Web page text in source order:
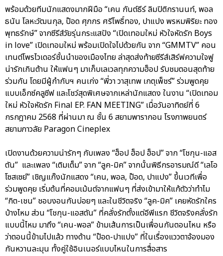
พร้อมด้วยทีมนักแสดงมากฝีมือ “เคน กันต์ธีร์ ลิมปิติกรานนท์, พอล
ธนัน โลหะวัฒนกุล, ป๊อด ศุภกร ศรีโพธิ์ทอง, ปาแปง พรหมพิริยะ ทอง
พุทธรักษ์” จากซีรีส์วัยรุ่นกระแสปัง “เปิดเทอมใหม่ หัวใจหัดรัก Boys
in love” เปิดเทอมใหม่ พร้อมเปิดใจไปด้วยกัน จาก “GMMTV” คอน
เทนต์โพรไวเดอร์ชั้นนำของเมืองไทย ล่าสุดส่งท้ายซีรีส์เสิร์ฟความใจฟู
น่ารักเกินต้าน ให้แฟนๆ มาเก็บเลเวลทุกความฮ็อป รับชมตอนสุดท้าย
ร่วมกัน โดยมีผู้กำกับฯ คนเก่ง “พี่วา วาสุเทพ เกตุเพ็ชร์” ร่วมพูดคุย
แบบเอ็กซ์คลูซีฟ และโชว์สุดพิเศษจากเหล่านักแสดง ในงาน “เปิดเทอม
ใหม่ หัวใจหัดรัก Final EP. FAN MEETING” เมื่อวันอาทิตย์ที่ 6
กรกฎาคม 2568 ที่ผ่านมา ณ ชั้น 6 สยามพารากอน โรงภาพยนตร์
สยามภาวลัย Paragon Cineplex
เปิดงานด้วยความน่ารักๆ กับเพลง “ฮ็อป ฮ็อป ฮ็อป” จาก “โชกุน-แอส
ตัน” และเพลง “เติมเต็ม” จาก “ลูค-มิค” จากนั้นพิธีกรอารมณ์ดี “เลโอ
โซสเซย์” เชิญแก๊งนักแสดง “เคน, พอล, ป๊อด, ปาแปง” ขึ้นเวทีเพื่อ
ร่วมพูดคุย เริ่มต้นที่คอมเม้นต์จากแฟนๆ ที่ส่งเข้ามาให้แก้ตัวว่าทำไม
“กิต-เชน” ชอบงอนกันบ่อยๆ และในชีวิตจริง “ลูค-มิค” เคยหัดรักใคร
บ้างไหม ส่วน “โชกุน-แอสตัน” ที่คลั่งรักตั้งแต่อีพีแรก ชีวิตจริงคลั่งรัก
แบบนี้ไหม มาถึง “เคน-พอล” ข้ามเส้นการเป็นเพื่อนกันตอนไหน หรือ
ว่าตอนนี้ข้ามไปแล้ว ทางด้าน “ป๊อด-ปาแปง” ที่ในเรื่องแววตาจ้องมอง
กันหวานละมุน ทั้งคู่ใช้อินเนอร์แบบไหนในการสื่อสาร